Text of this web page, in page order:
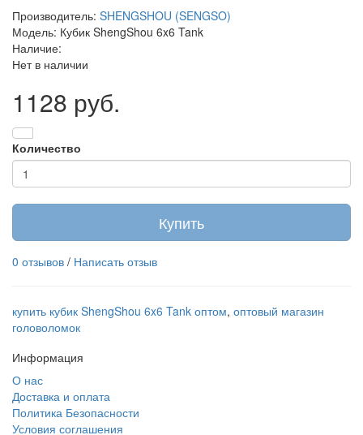
Производитель: SHENGSHOU (SENGSO)
Модель: Кубик ShengShou 6x6 Tank
Наличие:
Нет в наличии
1128 руб.
Количество
Купить
0 отзывов / Написать отзыв
купить кубик ShengShou 6x6 Tank оптом, оптовый магазин
головоломок
Информация
О нас
Доставка и оплата
Политика Безопасности
Условия соглашения